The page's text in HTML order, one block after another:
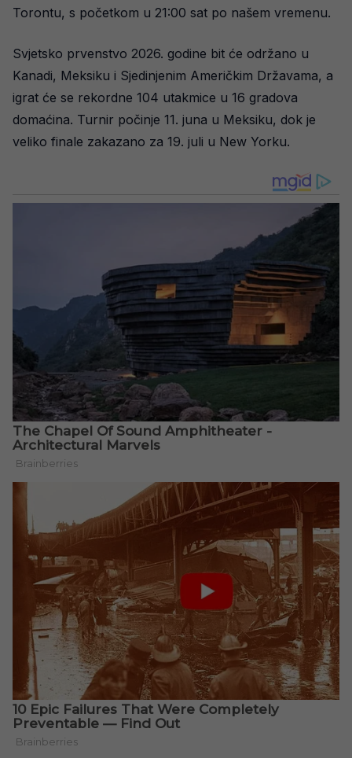
Torontu, s početkom u 21:00 sat po našem vremenu.
Svjetsko prvenstvo 2026. godine bit će održano u
Kanadi, Meksiku i Sjedinjenim Američkim Državama, a
igrat će se rekordne 104 utakmice u 16 gradova
domaćina. Turnir počinje 11. juna u Meksiku, dok je
veliko finale zakazano za 19. juli u New Yorku.